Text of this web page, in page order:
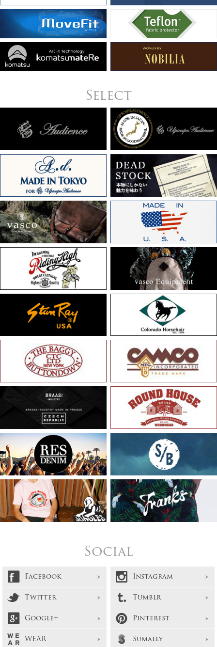
Select
Social
Facebook
Instagram
Twitter
Tumblr
Google+
Pinterest
WEAR
Sumally